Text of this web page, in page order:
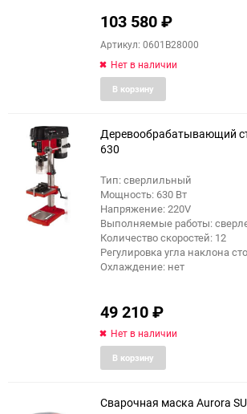
103 580₽
Артикул: 0601B28000
Нет в наличии
В корзину
еще 2 фото
Деревообрабатывающий
630
Тип: сверлильный
Мощность: 630 Вт
Напряжение: 220V
Выполняемые работы:
Количество скоростей: 12
Регулировка угла наклона
Охлаждение: нет
49 210₽
Нет в наличии
В корзину
Сварочная маска Aurora